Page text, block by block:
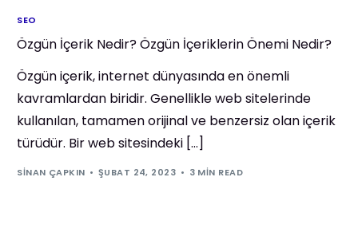
SEO
Özgün İçerik Nedir? Özgün İçeriklerin Önemi Nedir?
Özgün içerik, internet dünyasında en önemli
kavramlardan biridir. Genellikle web sitelerinde
kullanılan, tamamen orijinal ve benzersiz olan içerik
türüdür. Bir web sitesindeki […]
SINAN ÇAPKIN ŞUBAT 24, 2023 3 MIN READ